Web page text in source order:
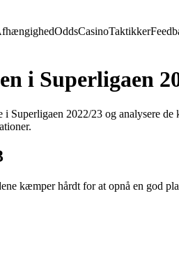
OddsCasinoTaktikker
i Superligaen
2022/23 og analysere
kæmper hårdt for at opnå en god